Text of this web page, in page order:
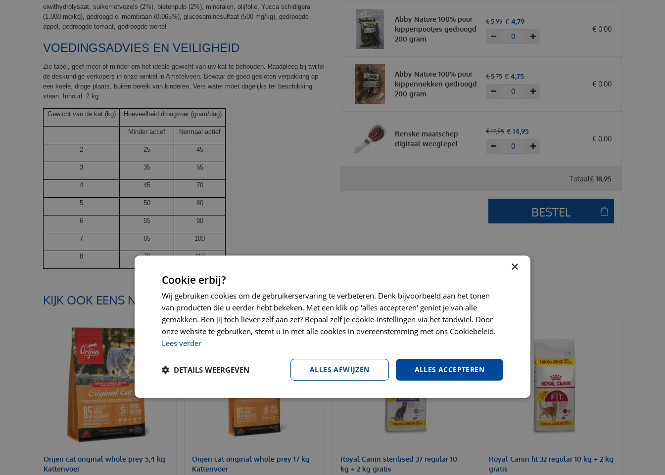
eiwithydrolysaat, suikerrietvezels (2%), bietenpulp (2%), mineralen, olijfolie, Yucca schidigera
(1.000 mg/kg), gedroogd ei-membraan (0,065%), glucosaminesulfaat (500 mg/kg), gedroogde
appel, gedroogde tomaat, gedroogde wortel
VOEDINGSADVIES EN VEILIGHEID
Zie tabel, geef meer of minder om het ideale gewicht van uw kat te behouden. Raadpleeg bij twijfel
de deskundige verkopers in onze winkel in Amstelveen. Bewaar de goed gesloten verpakking op
een koele, droge plaats, buiten bereik van kinderen. Vers water moet dagelijks ter beschikking
staan. Inhoud: 2 kg
Gewicht van de kat (kg) Hoeveelheid droogvoer (gram/dag)
Minder actief Normaal actief
2 25 45
3 35 55
4 45 70
5 50 80
6 55 90
7 65 100
8 70 110
Abby Nature 100% puur
kippenpootjes gedroogd
200 gram
€ 5,99 € 4,79
€ 0,00
Abby Nature 100% puur
kippennekken gedroogd
200 gram
€ 5,75 € 4,75
€ 0,00
Renske maatschep
digitaal weeglepel
€ 17,95 € 14,95
€ 0,00
Totaal€ 18,95
KIJK OOK EENS NAAR:
Orijen cat original whole prey 5,4 kg
Kattenvoer
Orijen cat original whole prey 17 kg
Kattenvoer
Royal Canin sterilised 37 regular 10
kg + 2 kg gratis
Royal Canin fit 32 regular 10 kg + 2 kg
gratis
×
Cookie erbij?
Wij gebruiken cookies om de gebruikerservaring te verbeteren. Denk bijvoorbeeld aan het tonen
van producten die u eerder hebt bekeken. Met een klik op 'alles accepteren' geniet je van alle
gemakken. Ben jij toch liever zelf aan zet? Bepaal zelf je cookie-instellingen via het tandwiel. Door
onze website te gebruiken, stemt u in met alle cookies in overeenstemming met ons Cookiebeleid.
Lees verder
ALLES ACCEPTEREN
ALLES AFWIJZEN
DETAILS WEERGEVEN